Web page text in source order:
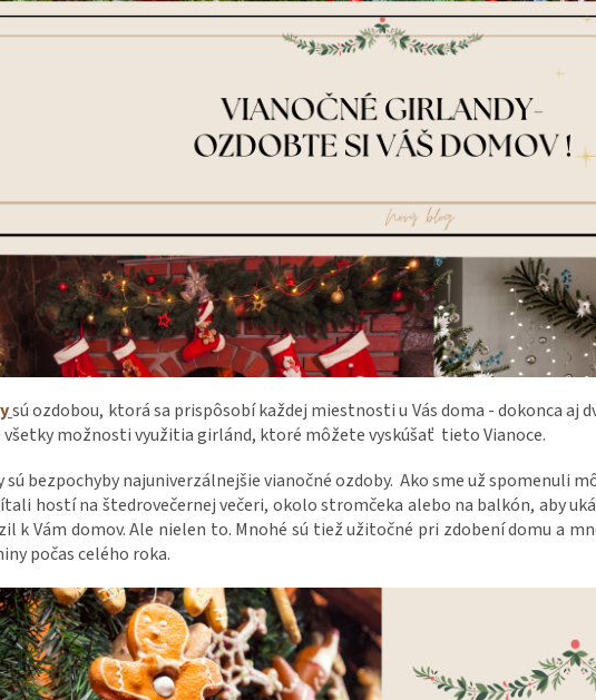
sú ozdobou, ktorá sa prispôsobí každej miestnosti u Vás doma - dokonca aj
všetky možnosti využitia girlánd, ktoré môžete vyskúšať tieto Vianoce.
sú bezpochyby najuniverzálnejšie vianočné ozdoby. Ako sme už spomenuli
hostí na štedrovečernej večeri, okolo stromčeka alebo na balkón, aby
k Vám domov. Ale nielen to. Mnohé sú tiež užitočné pri zdobení domu a
počas celého roka.